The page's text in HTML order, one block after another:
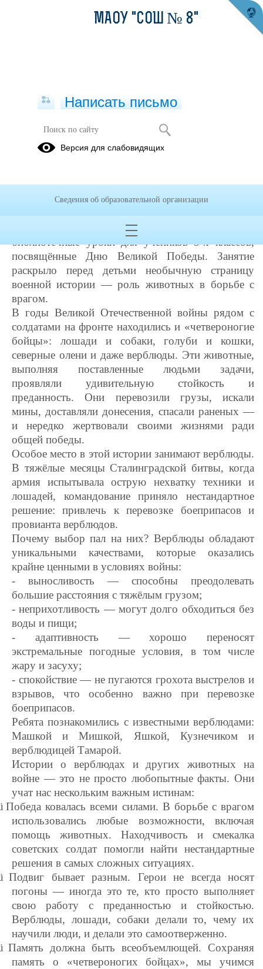
Они тоже сражались за Родину:
верблюды в Великой Отечественной
С 12 по 15 мая 2026 года в Школьном
информационно‑библиотечном центре прошли
библиотечные уроки для учеников 3‑х классов,
посвящённые Дню Великой Победы. Занятие
раскрыло перед детьми необычную страницу
военной истории — роль животных в борьбе с
врагом.
В годы Великой Отечественной войны рядом с
солдатами на фронте находились и «четвероногие
бойцы»: лошади и собаки, голуби и кошки,
северные олени и даже верблюды. Эти животные,
выполняя поставленные людьми задачи,
проявляли удивительную стойкость и
преданность. Они перевозили грузы, искали
мины, доставляли донесения, спасали раненых —
и нередко жертвовали своими жизнями ради
общей победы.
Особое место в этой истории занимают верблюды.
В тяжёлые месяцы Сталинградской битвы, когда
армия испытывала острую нехватку техники и
лошадей, командование приняло нестандартное
решение: привлечь к перевозке боеприпасов и
провианта верблюдов.
Почему выбор пал на них? Верблюды обладают
уникальными качествами, которые оказались
крайне ценными в условиях войны:
- выносливость — способны преодолевать
большие расстояния с тяжёлым грузом;
- неприхотливость — могут долго обходиться без
воды и пищи;
- адаптивность — хорошо переносят
экстремальные погодные условия, в том числе
жару и засуху;
- спокойствие — не пугаются грохота выстрелов и
взрывов, что особенно важно при перевозке
боеприпасов.
Ребята познакомились с известными верблюдами:
Машкой и Мишкой, Яшкой, Кузнечиком и
верблюдицей Тамарой.
Истории о верблюдах и других животных на
войне — это не просто любопытные факты. Они
учат нас нескольким важным истинам:
Победа ковалась всеми силами. В борьбе с врагом
использовались любые возможности, включая
помощь животных. Находчивость и смекалка
советских солдат помогли найти нестандартные
решения в самых сложных ситуациях.
Подвиг бывает разным. Герои не всегда носят
погоны — иногда это те, кто просто выполняет
свою работу с преданностью и стойкостью.
Верблюды, лошади, собаки делали то, чему их
научили люди, и делали это самоотверженно.
Память должна быть всеобъемлющей. Сохраняя
память о «четвероногих бойцах», мы учимся
МАОУ "СОШ № 8"
Написать письмо
Версия для слабовидящих
Сведения об образовательной организации